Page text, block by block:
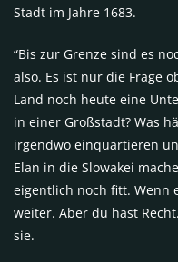
Stadt im Jahre 1683.
“Bis zur Grenze sind es
also. Es ist nur die Frage
Land noch heute eine
in einer Großstadt? Was
irgendwo einquartieren
Elan in die Slowakei
eigentlich noch fitt. Wenn
weiter. Aber du hast
sie.